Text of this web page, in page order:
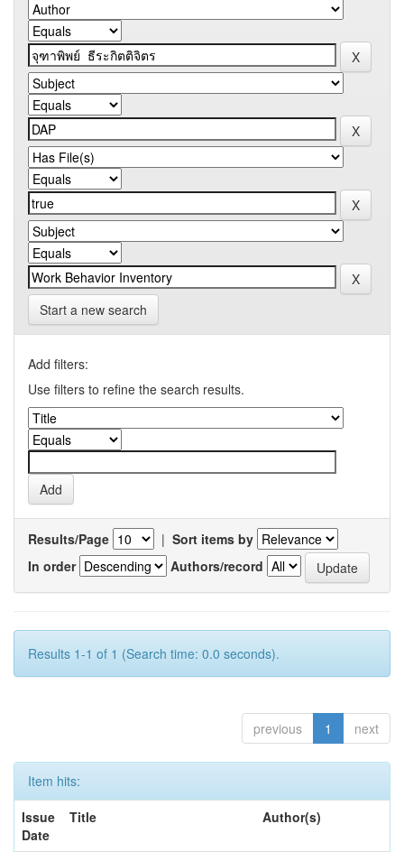
Start a new search
Add filters:
Use filters to refine the search results.
Results/Page | Sort items by
In order
Authors/record
Results 1-1 of 1 (Search time: 0.0 seconds).
previous 1 next
Item hits:
Issue
Date
Title Author(s)